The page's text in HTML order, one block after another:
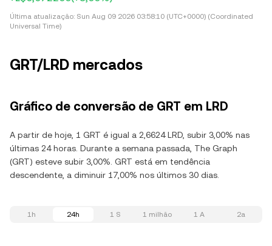
Última atualização: Sun Aug 09 2026 03:58:10 (UTC+0000) (Coordinated
Universal Time)
GRT/LRD mercados
Gráfico de conversão de GRT em LRD
A partir de hoje, 1 GRT é igual a 2,6624 LRD, subir 3,00% nas
últimas 24 horas. Durante a semana passada, The Graph
(GRT) esteve subir 3,00%. GRT está em tendência
descendente, a diminuir 17,00% nos últimos 30 dias.
1h 24h 1 S 1 milhão 1 A 2a